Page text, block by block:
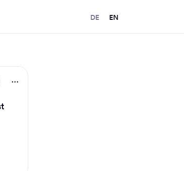
DE EN